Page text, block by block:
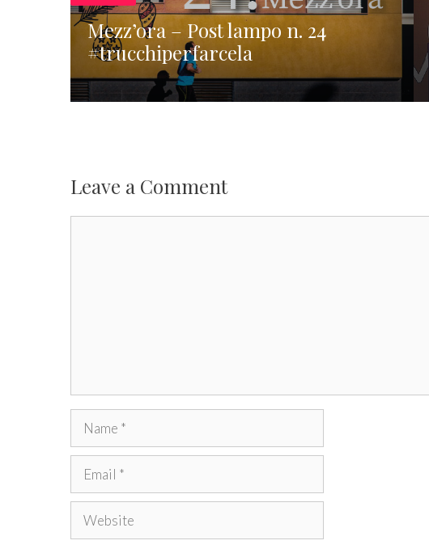
Mezz’ora – Post lampo n. 24
#trucchiperfarcela
Leave a Comment
Name
Email
Website